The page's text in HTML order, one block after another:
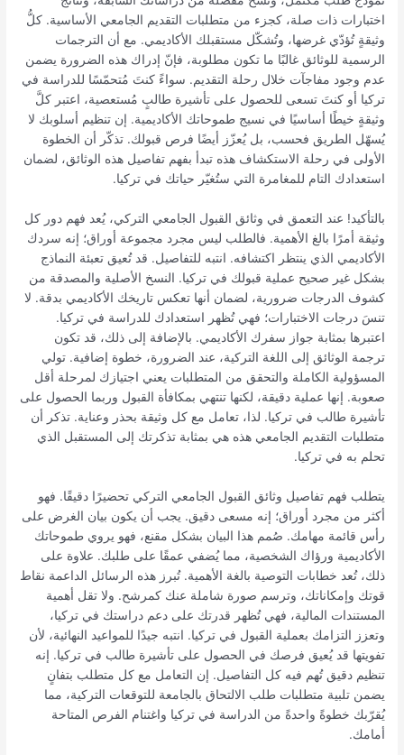
اختبارات ذات صلة، كجزء من متطلبات التقديم الجامعي الأساسية. كلُّ
وثيقةٍ تُؤدّي غرضها، وتُشكّل مستقبلك الأكاديمي. مع أن الترجمات
الرسمية للوثائق غالبًا ما تكون مطلوبة، فإنّ إدراك هذه الضرورة يضمن
عدم وجود مفاجآت خلال رحلة التقديم. سواءً كنتَ مُتحمّسًا للدراسة في
تركيا أو كنتَ تسعى للحصول على تأشيرة طالبٍ مُستعصية، اعتبر كلَّ
وثيقةٍ خيطًا أساسيًا في نسيج طموحاتك الأكاديمية. إن تنظيم أسلوبك لا
يُسهّل الطريق فحسب، بل يُعزّز أيضًا فرص قبولك. تذكّر أن الخطوة
الأولى في رحلة الاستكشاف هذه تبدأ بفهم تفاصيل هذه الوثائق، لضمان
استعدادك التام للمغامرة التي ستُغيّر حياتك في تركيا.
بالتأكيد! عند التعمق في وثائق القبول الجامعي التركي، يُعد فهم دور كل
وثيقة أمرًا بالغ الأهمية. فالطلب ليس مجرد مجموعة أوراق؛ إنه سردك
الأكاديمي الذي ينتظر اكتشافه. انتبه للتفاصيل. قد تُعيق تعبئة النماذج
بشكل غير صحيح عملية قبولك في تركيا. النسخ الأصلية والمصدقة من
كشوف الدرجات ضرورية، لضمان أنها تعكس تاريخك الأكاديمي بدقة. لا
تنسَ درجات الاختبارات؛ فهي تُظهر استعدادك للدراسة في تركيا.
اعتبرها بمثابة جواز سفرك الأكاديمي. بالإضافة إلى ذلك، قد تكون
ترجمة الوثائق إلى اللغة التركية، عند الضرورة، خطوة إضافية. تولي
المسؤولية الكاملة والتحقق من المتطلبات يعني اجتيازك لمرحلة أقل
صعوبة. إنها عملية دقيقة، لكنها تنتهي بمكافأة القبول وربما الحصول على
تأشيرة طالب في تركيا. لذا، تعامل مع كل وثيقة بحذر وعناية. تذكر أن
متطلبات التقديم الجامعي هذه هي بمثابة تذكرتك إلى المستقبل الذي
تحلم به في تركيا.
يتطلب فهم تفاصيل وثائق القبول الجامعي التركي تحضيرًا دقيقًا. فهو
أكثر من مجرد أوراق؛ إنه مسعى دقيق. يجب أن يكون بيان الغرض على
رأس قائمة مهامك. صُمم هذا البيان بشكل مقنع، فهو يروي طموحاتك
الأكاديمية ورؤاك الشخصية، مما يُضفي عمقًا على طلبك. علاوة على
ذلك، تُعد خطابات التوصية بالغة الأهمية. تُبرز هذه الرسائل الداعمة نقاط
قوتك وإمكاناتك، وترسم صورة شاملة عنك كمرشح. ولا تقل أهمية
المستندات المالية، فهي تُظهر قدرتك على دعم دراستك في تركيا،
وتعزز التزامك بعملية القبول في تركيا. انتبه جيدًا للمواعيد النهائية، لأن
تفويتها قد يُعيق فرصك في الحصول على تأشيرة طالب في تركيا. إنه
تنظيم دقيق تُهم فيه كل التفاصيل. إن التعامل مع كل متطلب بتفانٍ
يضمن تلبية متطلبات طلب الالتحاق بالجامعة للتوقعات التركية، مما
يُقرّبك خطوةً واحدةً من الدراسة في تركيا واغتنام الفرص المتاحة
أمامك.